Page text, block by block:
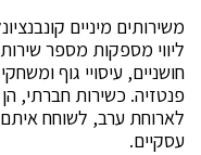
משירותים מיניים
ליווי מספקות מספר
חושניים, עיסויי גוף
פנטזיה. כשירות חברתי,
לארוחת ערב, לשוחח
עסקיים.